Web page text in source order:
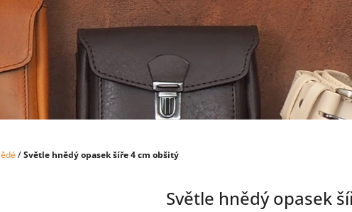
/Světle hnědý opasek šíře 4 cm obšitý
Světle hnědý opasek